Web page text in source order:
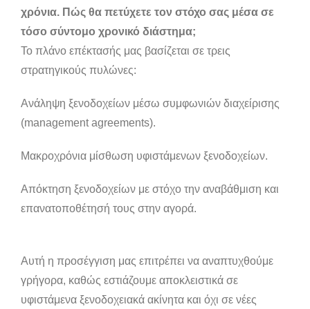
χρόνια. Πώς θα πετύχετε τον στόχο σας μέσα σε
τόσο σύντομο χρονικό διάστημα;
Το πλάνο επέκτασής μας βασίζεται σε τρεις
στρατηγικούς πυλώνες:
Ανάληψη ξενοδοχείων μέσω συμφωνιών διαχείρισης
(management agreements).
Μακροχρόνια μίσθωση υφιστάμενων ξενοδοχείων.
Απόκτηση ξενοδοχείων με στόχο την αναβάθμιση και
επανατοποθέτησή τους στην αγορά.
Αυτή η προσέγγιση μας επιτρέπει να αναπτυχθούμε
γρήγορα, καθώς εστιάζουμε αποκλειστικά σε
υφιστάμενα ξενοδοχειακά ακίνητα και όχι σε νέες